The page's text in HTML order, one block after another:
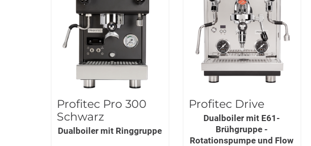
Profitec Pro 300
Schwarz
Dualboiler mit Ringgruppe
Profitec Drive
Dualboiler mit E61-
Brühgruppe -
Rotationspumpe und Flow